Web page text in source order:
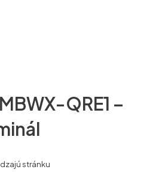
QRE1 –
stránku